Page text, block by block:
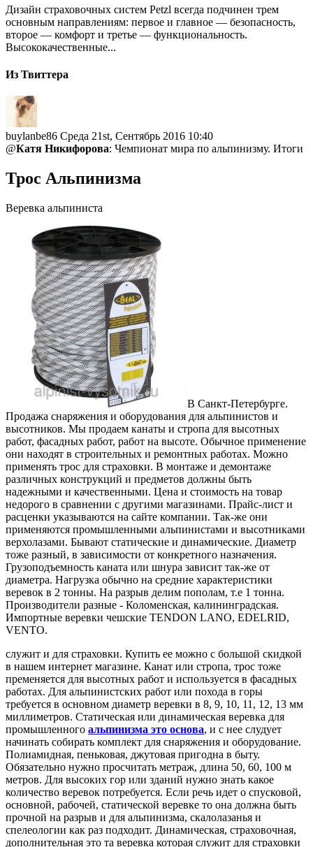
Дизайн страховочных систем Petzl всегда подчинен трем
основным направлениям: первое и главное — безопасность,
второе — комфорт и третье — функциональность.
Высококачественные...
Из Твиттера
buylanbe86 Среда 21st, Сентябрь 2016 10:40
@Катя Никифорова: Чемпионат мира по альпинизму. Итоги
Трос Альпинизма
Веревка альпиниста
В Санкт-Петербурге.
Продажа снаряжения и оборудования для альпинистов и
высотников. Мы продаем канаты и стропа для высотных
работ, фасадных работ, работ на высоте. Обычное применение
они находят в строительных и ремонтных работах. Можно
применять трос для страховки. В монтаже и демонтаже
различных конструкций и предметов должны быть
надежными и качественными. Цена и стоимость на товар
недорого в сравнении с другими магазинами. Прайс-лист и
расценки указываются на сайте компании. Так-же они
применяются промышленными альпинистами и высотниками
верхолазами. Бывают статические и динамические. Диаметр
тоже разный, в зависимости от конкретного назначения.
Грузоподъемность каната или шнура зависит так-же от
диаметра. Нагрузка обычно на средние характеристики
веревок в 2 тонны. На разрыв делим пополам, т.е 1 тонна.
Производители разные - Коломенская, калининградская.
Импортные веревки чешские TENDON LANO, EDELRID,
VENTO.
служит и для страховки. Купить ее можно с большой скидкой
в нашем интернет магазине. Канат или стропа, трос тоже
пременяется для высотных работ и используется в фасадных
работах. Для альпинистских работ или похода в горы
требуется в основном диаметр веревки в 8, 9, 10, 11, 12, 13 мм
миллиметров. Статическая или динамическая веревка для
промышленного альпинизма это основа, и с нее слудует
начинать собирать комплект для снаряжения и оборудование.
Полиамидная, пеньковая, джутовая пригодна в быту.
Обязательно нужно просчитать метраж, длина 50, 60, 100 м
метров. Для высоких гор или зданий нужно знать какое
количество веревок потребуется. Если речь идет о спусковой,
основной, рабочей, статической веревке то она должна быть
прочной на разрыв и для альпинизма, скалолазанья и
спелеологии как раз подходит. Динамическая, страховочная,
дополнительная это та веревка которая служит для страховки